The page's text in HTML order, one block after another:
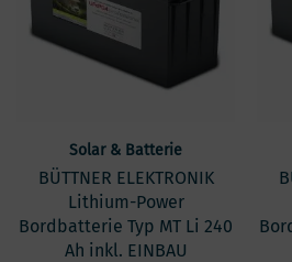
Solar & Batterie
BÜTTNER ELEKTRONIK
Lithium-Power
Bordbatterie Typ MT Li 240
Ah inkl. EINBAU